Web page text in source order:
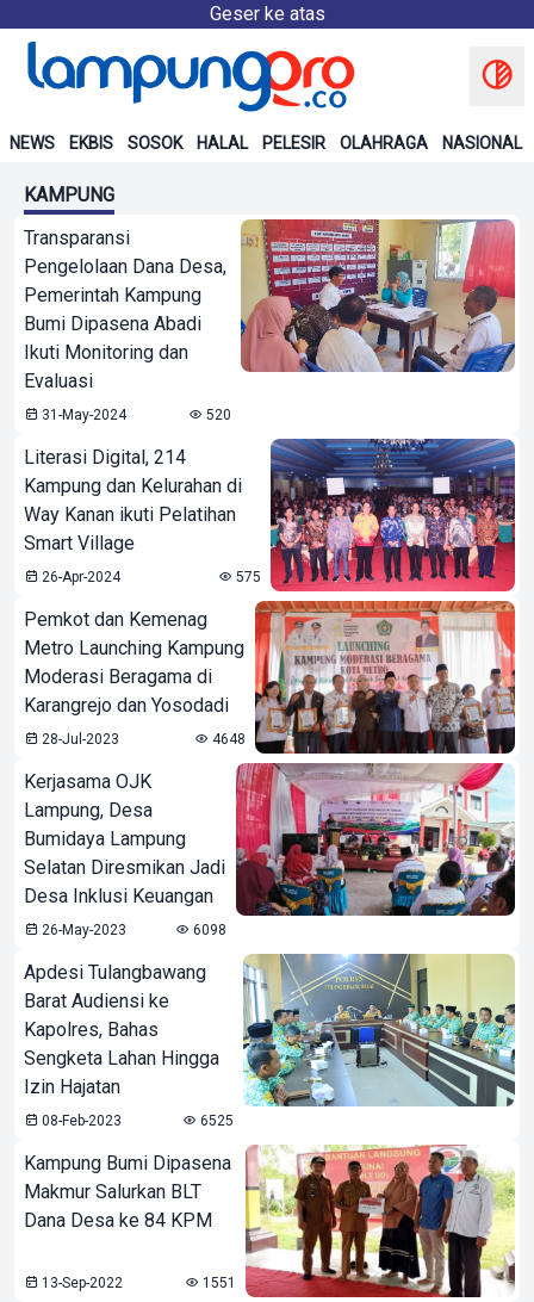
Geser ke atas
NEWS EKBIS SOSOK HALAL PELESIR OLAHRAGA NASIONAL
KAMPUNG
Transparansi
Pengelolaan Dana Desa,
Pemerintah Kampung
Bumi Dipasena Abadi
Ikuti Monitoring dan
Evaluasi
31-May-2024 520
Literasi Digital, 214
Kampung dan Kelurahan di
Way Kanan ikuti Pelatihan
Smart Village
26-Apr-2024 575
Pemkot dan Kemenag
Metro Launching Kampung
Moderasi Beragama di
Karangrejo dan Yosodadi
28-Jul-2023 4648
Kerjasama OJK
Lampung, Desa
Bumidaya Lampung
Selatan Diresmikan Jadi
Desa Inklusi Keuangan
26-May-2023 6098
Apdesi Tulangbawang
Barat Audiensi ke
Kapolres, Bahas
Sengketa Lahan Hingga
Izin Hajatan
08-Feb-2023 6525
Kampung Bumi Dipasena
Makmur Salurkan BLT
Dana Desa ke 84 KPM
13-Sep-2022 1551